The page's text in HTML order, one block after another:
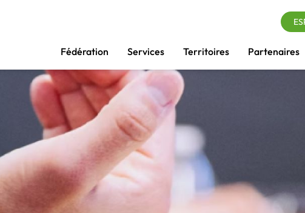
Fédération Services Territoires Partenaires